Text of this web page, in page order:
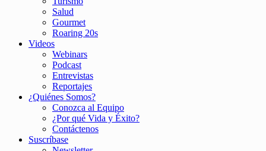
Salud
Gourmet
Roaring 20s
Videos
Webinars
Podcast
Entrevistas
Reportajes
¿Quiénes Somos?
Conozca al Equipo
¿Por qué Vida y Éxito?
Contáctenos
Suscríbase